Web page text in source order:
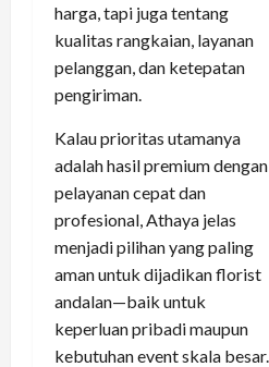
harga, tapi juga tentang
kualitas rangkaian, layanan
pelanggan, dan ketepatan
pengiriman.
Kalau prioritas utamanya
adalah hasil premium dengan
pelayanan cepat dan
profesional, Athaya jelas
menjadi pilihan yang paling
aman untuk dijadikan florist
andalan—baik untuk
keperluan pribadi maupun
kebutuhan event skala besar.